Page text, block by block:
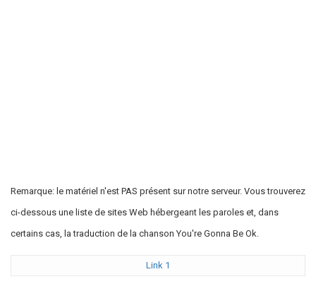
Remarque: le matériel n'est PAS présent sur notre serveur. Vous trouverez
ci-dessous une liste de sites Web hébergeant les paroles et, dans
certains cas, la traduction de la chanson You're Gonna Be Ok.
Link 1